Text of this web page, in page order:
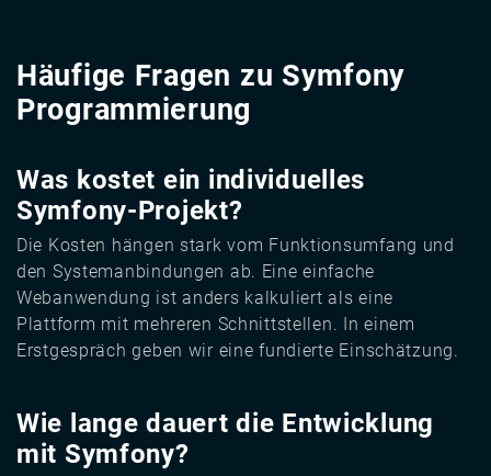
Häufige Fragen zu Symfony
Programmierung
Was kostet ein individuelles
Symfony-Projekt?
Die Kosten hängen stark vom Funktionsumfang und
den Systemanbindungen ab. Eine einfache
Webanwendung ist anders kalkuliert als eine
Plattform mit mehreren Schnittstellen. In einem
Erstgespräch geben wir eine fundierte Einschätzung.
Wie lange dauert die Entwicklung
mit Symfony?